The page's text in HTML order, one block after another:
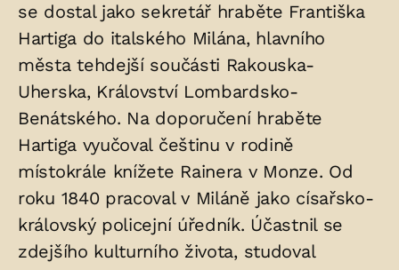
se dostal jako sekretář hraběte Františka
Hartiga do italského Milána, hlavního
města tehdejší součásti Rakouska-
Uherska, Království Lombardsko-
Benátského. Na doporučení hraběte
Hartiga vyučoval češtinu v rodině
místokrále knížete Rainera v Monze. Od
roku 1840 pracoval v Miláně jako císařsko-
královský policejní úředník. Účastnil se
zdejšího kulturního života, studoval